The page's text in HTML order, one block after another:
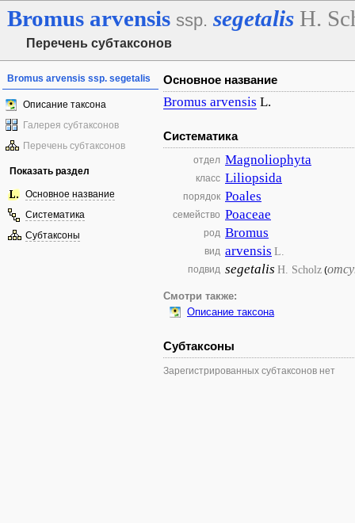
Bromus arvensis ssp. segetalis H.
Перечень субтаксонов
Bromus arvensis ssp. segetalis
Описание таксона
Галерея субтаксонов
Перечень субтаксонов
Показать раздел
Основное название
Систематика
Субтаксоны
Основное название
Bromus arvensis L.
Систематика
отдел Magnoliophyta
класс Liliopsida
порядок Poales
семейство Poaceae
род Bromus
вид arvensis L.
подвид segetalis H. Scholz (
Смотри также:
Описание таксона
Субтаксоны
Зарегистрированных субтаксонов нет